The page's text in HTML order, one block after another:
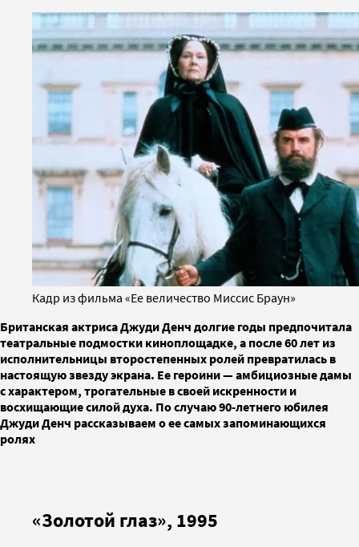
Кадр из фильма «Ее величество Миссис Браун»
Британская актриса Джуди Денч долгие годы предпочитала
театральные подмостки киноплощадке, а после 60 лет из
исполнительницы второстепенных ролей превратилась в
настоящую звезду экрана. Ее героини — амбициозные дамы
с характером, трогательные в своей искренности и
восхищающие силой духа. По случаю 90-летнего юбилея
Джуди Денч рассказываем о ее самых запоминающихся
ролях
«Золотой глаз», 1995